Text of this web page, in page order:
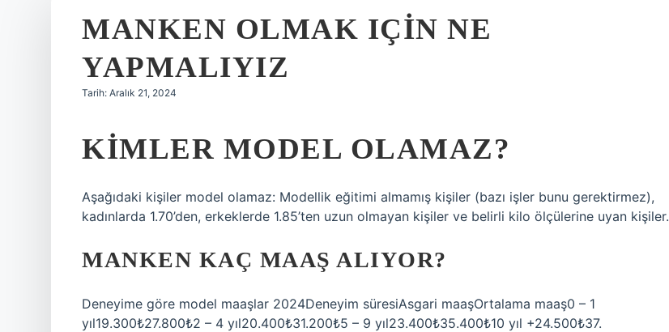
MANKEN OLMAK IÇIN NE
YAPMALIYIZ
Tarih: Aralık 21, 2024
KIMLER MODEL OLAMAZ?
Aşağıdaki kişiler model olamaz: Modellik eğitimi almamış kişiler (bazı işler bunu gerektirmez),
kadınlarda 1.70’den, erkeklerde 1.85’ten uzun olmayan kişiler ve belirli kilo ölçülerine uyan kişiler.
MANKEN KAÇ MAAŞ ALIYOR?
Deneyime göre model maaşlar 2024Deneyim süresiAsgari maaşOrtalama maaş0 – 1
yıl19.300₺27.800₺2 – 4 yıl20.400₺31.200₺5 – 9 yıl23.400₺35.400₺10 yıl +24.500₺37.